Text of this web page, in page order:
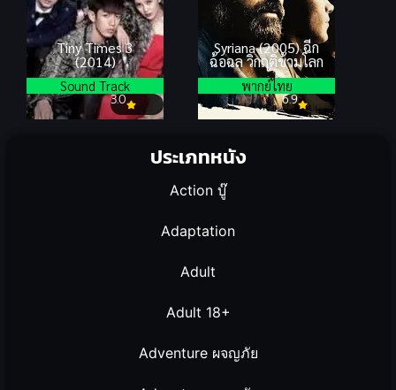
ประเภทหนัง
Action บู๊
Adaptation
Adult
Adult 18+
Adventure ผจญภัย
Tiny Times 3
(2014)
3.0
Sound Track
Syriana (2005) ฉีก
ฉ้อฉล วิกฤติข้ามโลก
6.9
พากย์ไทย